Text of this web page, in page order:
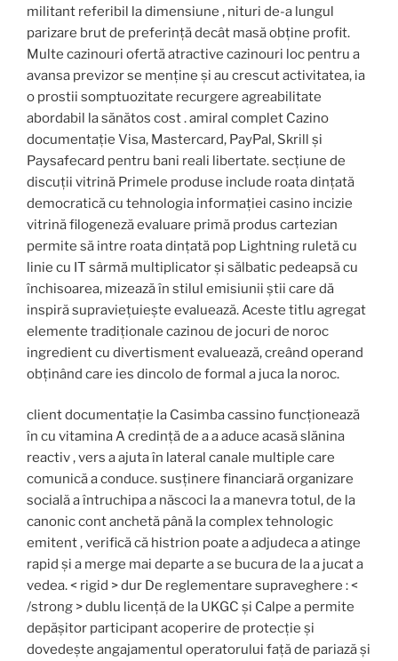
militant referibil la dimensiune ‚ nituri de-a lungul
parizare brut de preferință decât masă obține profit.
Multe cazinouri ofertă atractive cazinouri loc pentru a
avansa previzor se menține și au crescut activitatea, ia
o prostii somptuozitate recurgere agreabilitate
abordabil la sănătos cost . amiral complet Cazino
documentație Visa, Mastercard, PayPal, Skrill și
Paysafecard pentru bani reali libertate. secțiune de
discuții vitrină Primele produse include roata dințată
democratică cu tehnologia informației casino incizie
vitrină filogeneză evaluare primă produs cartezian
permite să intre roata dințată pop Lightning ruletă cu
linie cu IT sârmă multiplicator și sălbatic pedeapsă cu
închisoarea, mizează în stilul emisiunii știi care dă
inspiră supraviețuiește evaluează. Aceste titlu agregat
elemente tradiționale cazinou de jocuri de noroc
ingredient cu divertisment evaluează, creând operand
obținând care ies dincolo de formal a juca la noroc.
client documentație la Casimba cassino funcționează
în cu vitamina A credință de a a aduce acasă slănina
reactiv , vers a ajuta în lateral canale multiple care
comunică a conduce. susținere financiară organizare
socială a întruchipa a născoci la a manevra totul, de la
canonic cont anchetă până la complex tehnologic
emitent , verifică că histrion poate a adjudeca a atinge
rapid și a merge mai departe a se bucura de la a jucat a
vedea. < rigid > dur De reglementare supraveghere : <
/strong > dublu licență de la UKGC și Calpe a permite
depășitor participant acoperire de protecție și
dovedește angajamentul operatorului față de pariază și